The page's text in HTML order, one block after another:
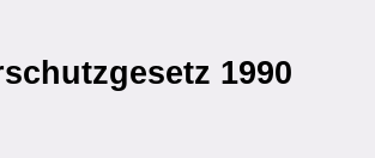
1990